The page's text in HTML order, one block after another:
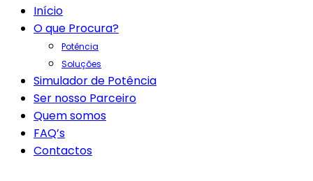
Início
O que Procura?
Potência
Soluções
Simulador de Potência
Ser nosso Parceiro
Quem somos
FAQ’s
Contactos